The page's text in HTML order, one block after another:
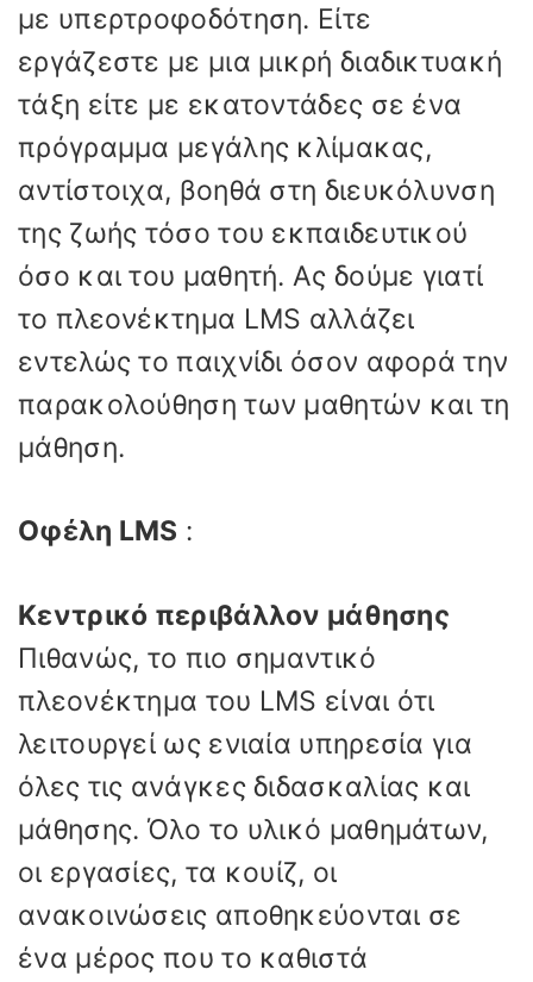
με υπερτροφοδότηση. Είτε
εργάζεστε με μια μικρή διαδικτυακή
τάξη είτε με εκατοντάδες σε ένα
πρόγραμμα μεγάλης κλίμακας,
αντίστοιχα, βοηθά στη διευκόλυνση
της ζωής τόσο του εκπαιδευτικού
όσο και του μαθητή. Ας δούμε γιατί
το πλεονέκτημα LMS αλλάζει
εντελώς το παιχνίδι όσον αφορά την
παρακολούθηση των μαθητών και τη
μάθηση.
Οφέλη LMS :
Κεντρικό περιβάλλον μάθησης
Πιθανώς, το πιο σημαντικό
πλεονέκτημα του LMS είναι ότι
λειτουργεί ως ενιαία υπηρεσία για
όλες τις ανάγκες διδασκαλίας και
μάθησης. Όλο το υλικό μαθημάτων,
οι εργασίες, τα κουίζ, οι
ανακοινώσεις αποθηκεύονται σε
ένα μέρος που το καθιστά